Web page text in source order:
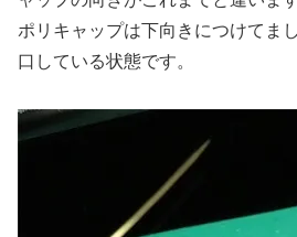
ポリキャップは下向きにつけてま
口している状態です。